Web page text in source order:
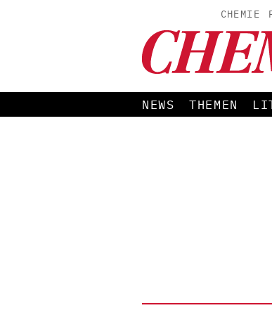
CHEMIE
NEWS THEMEN